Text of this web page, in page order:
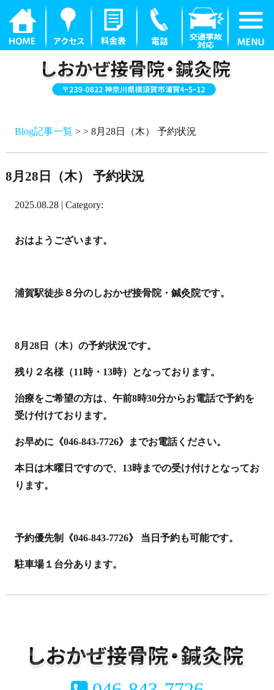
Blog記事一覧 > > 8月28日（木） 予約状況
8月28日（木） 予約状況
2025.08.28 | Category:
おはようございます。
浦賀駅徒歩８分のしおかぜ接骨院・鍼灸院です。
8月28日（木）の予約状況です。
残り２名様（11時・13時）となっております。
治療をご希望の方は、午前8時30分からお電話で予約を
受け付けております。
お早めに《046-843-7726》までお電話ください。
本日は木曜日ですので、13時までの受け付けとなってお
ります。
予約優先制《046-843-7726》 当日予約も可能です。
駐車場１台分あります。